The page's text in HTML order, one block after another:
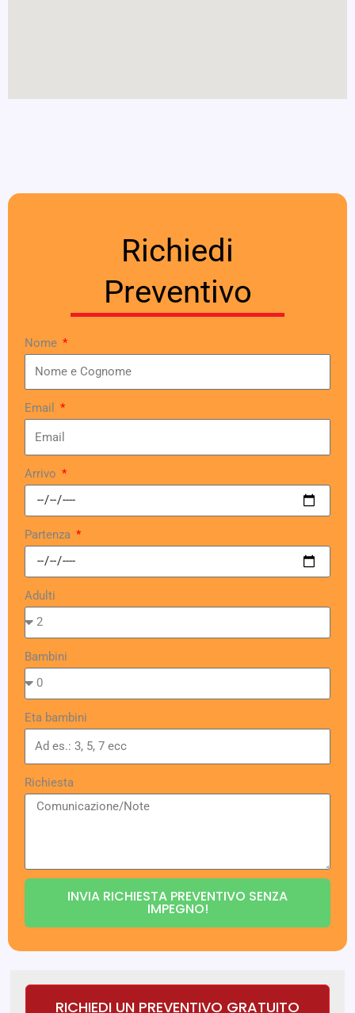
Richiedi
Preventivo
Nome
Email
Arrivo
Partenza
Adulti
Bambini
Eta bambini
Richiesta
INVIA RICHIESTA PREVENTIVO SENZA
IMPEGNO!
RICHIEDI UN PREVENTIVO GRATUITO